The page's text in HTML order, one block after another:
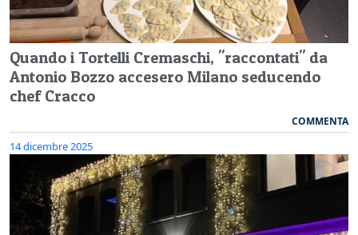
Quando i Tortelli Cremaschi, "raccontati" da
Antonio Bozzo accesero Milano seducendo
chef Cracco
COMMENTA
14 dicembre 2025